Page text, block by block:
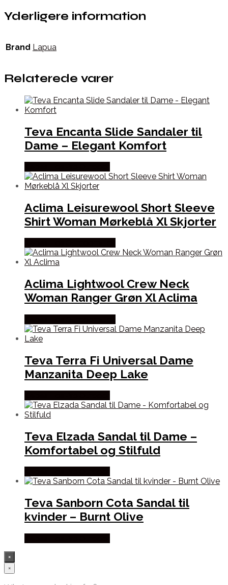
Yderligere information
Brand Lapua
Relaterede varer
Teva Encanta Slide Sandaler til
Dame – Elegant Komfort
Aclima Leisurewool Short Sleeve
Shirt Woman Mørkeblå Xl Skjorter
Aclima Lightwool Crew Neck
Woman Ranger Grøn Xl Aclima
Teva Terra Fi Universal Dame
Manzanita Deep Lake
Teva Elzada Sandal til Dame –
Komfortabel og Stilfuld
Teva Sanborn Cota Sandal til
kvinder – Burnt Olive
×
×